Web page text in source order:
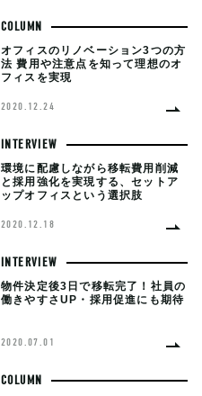
COLUMN
オフィスのリノベーション3つの方
法 費用や注意点を知って理想のオ
フィスを実現
2020.12.24
INTERVIEW
環境に配慮しながら移転費用削減
と採用強化を実現する、セットア
ップオフィスという選択肢
2020.12.18
INTERVIEW
物件決定後3日で移転完了！社員の
働きやすさUP・採用促進にも期待
2020.07.01
COLUMN